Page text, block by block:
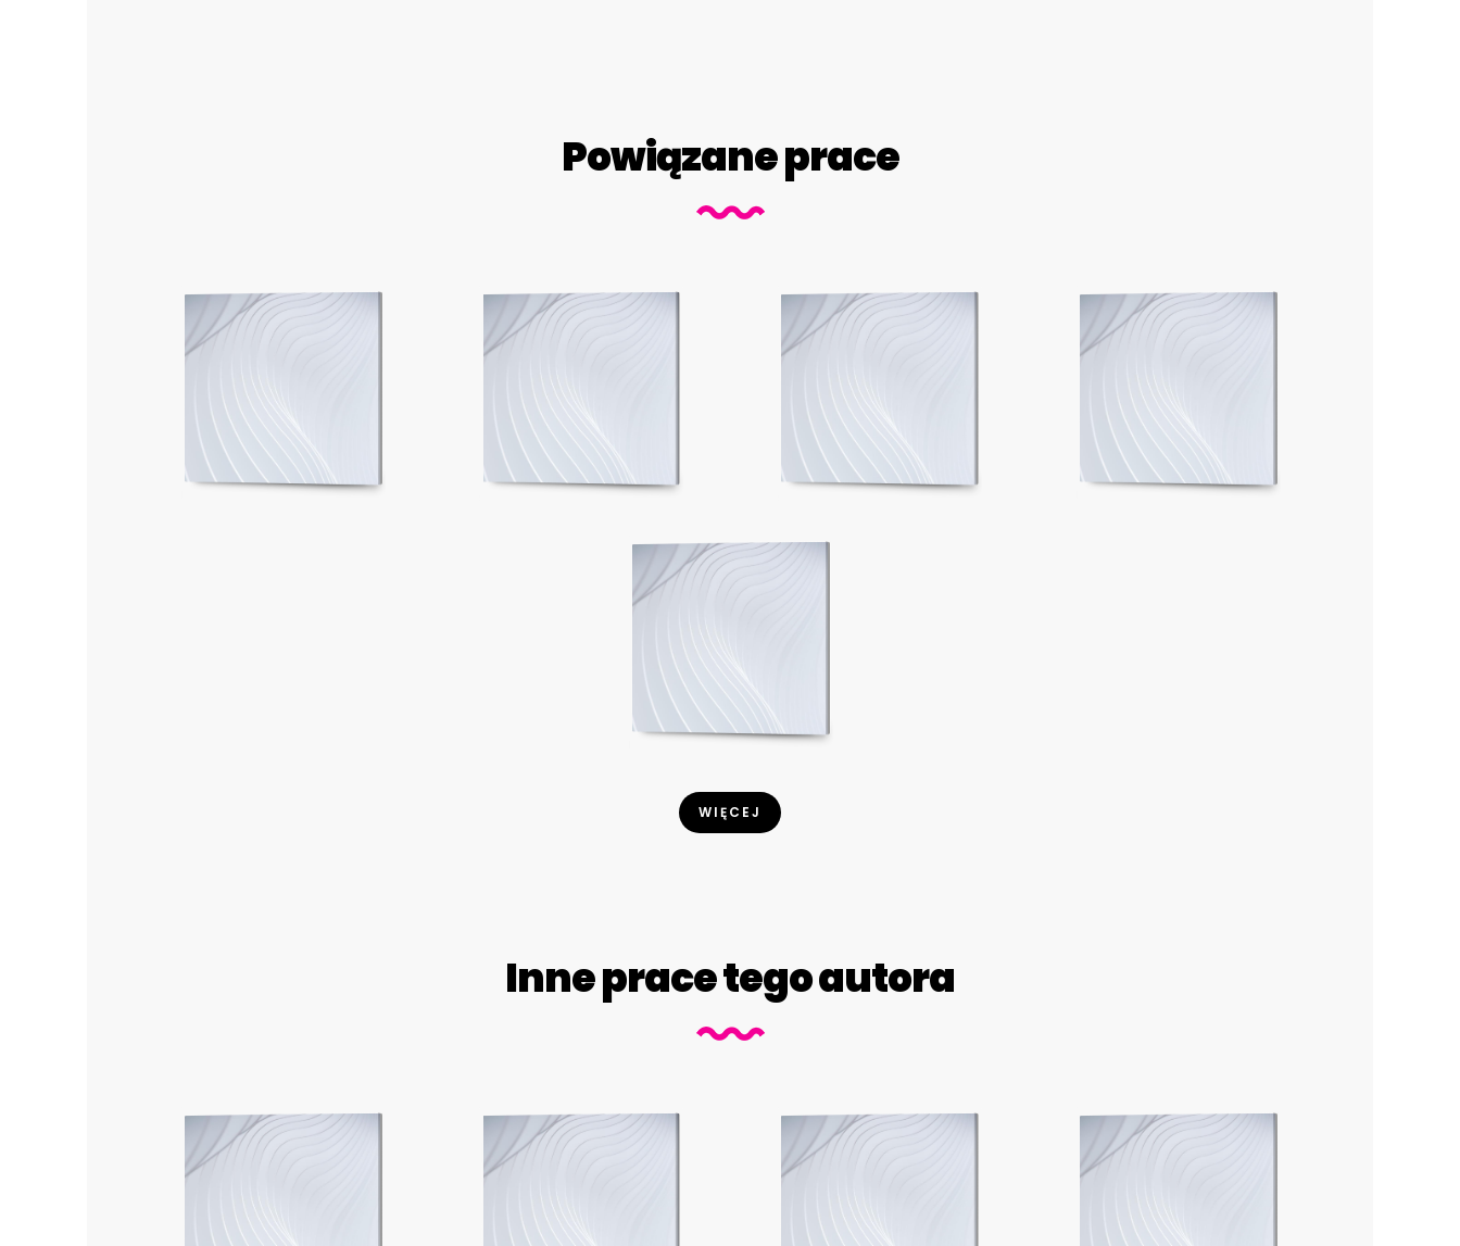
Powiązane prace
WIĘCEJ
Inne prace tego autora